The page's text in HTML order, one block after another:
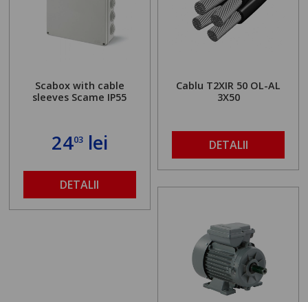
Scabox with cable
sleeves Scame IP55
2403lei
DETALII
Cablu T2XIR 50 OL-AL
3X50
DETALII